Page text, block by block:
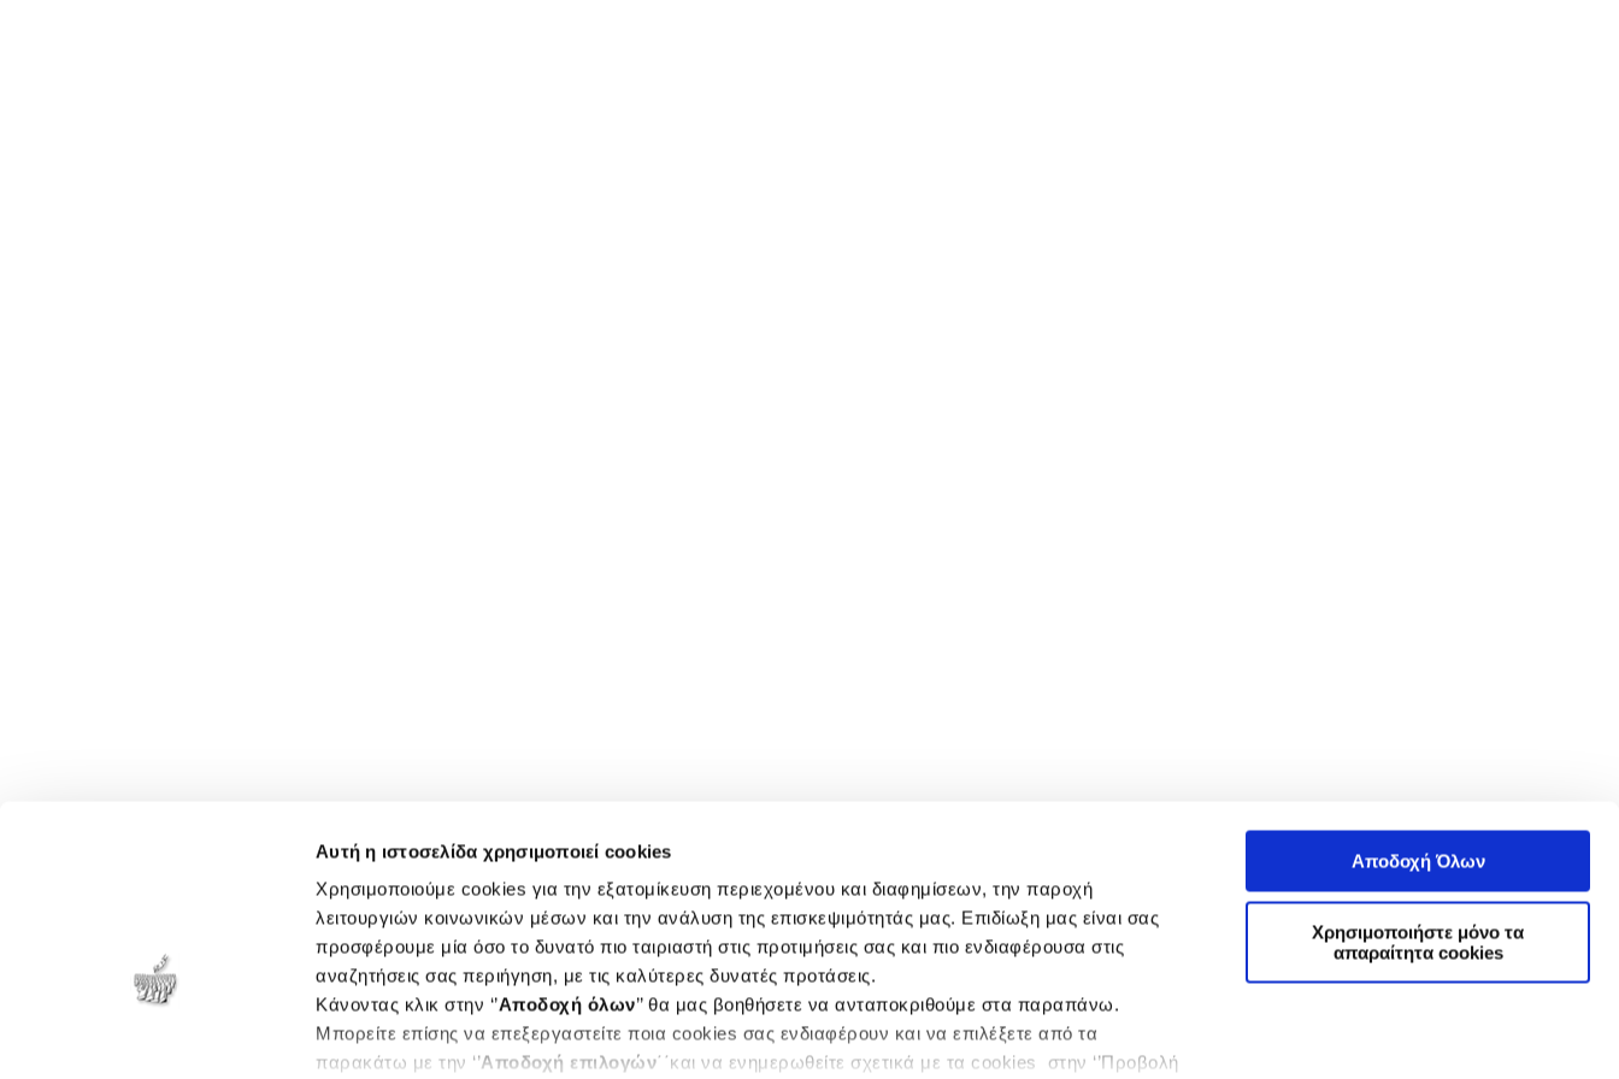
Αυτή η ιστοσελίδα χρησιμοποιεί cookies
Χρησιμοποιούμε cookies για την εξατομίκευση περιεχομένου και διαφημίσεων, την παροχή
λειτουργιών κοινωνικών μέσων και την ανάλυση της επισκεψιμότητάς μας. Επιδίωξη μας είναι σας
προσφέρουμε μία όσο το δυνατό πιο ταιριαστή στις προτιμήσεις σας και πιο ενδιαφέρουσα στις
αναζητήσεις σας περιήγηση, με τις καλύτερες δυνατές προτάσεις.
Κάνοντας κλικ στην ‘’Αποδοχή όλων’’ θα μας βοηθήσετε να ανταποκριθούμε στα παραπάνω.
Μπορείτε επίσης να επεξεργαστείτε ποια cookies σας ενδιαφέρουν και να επιλέξετε από τα
παρακάτω με την ‘’Αποδοχή επιλογών΄΄και να ενημερωθείτε σχετικά με τα cookies στην ‘’Προβολή
Αποδοχή Όλων
Χρησιμοποιήστε μόνο τα
απαραίτητα cookies